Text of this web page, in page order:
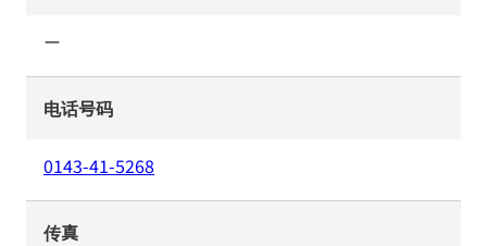
ー
电话号码
0143-41-5268
传真